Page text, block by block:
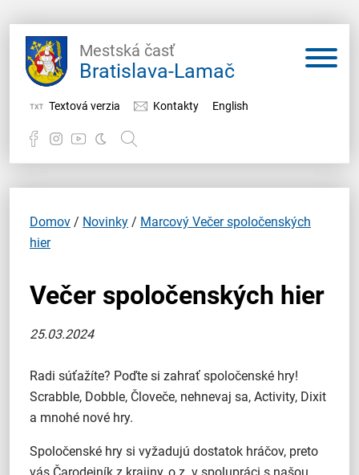
Mestská časť
Bratislava-Lamač
Textová verzia Kontakty English
Samospráva
Miestny úrad
O Lamači
Domov / Novinky / Marcový Večer spoločenských
hier
Večer spoločenských hier
25.03.2024
Radi súťažíte? Poďte si zahrať spoločenské hry!
Scrabble, Dobble, Človeče, nehnevaj sa, Activity, Dixit
a mnohé nové hry.
Spoločenské hry si vyžadujú dostatok hráčov, preto